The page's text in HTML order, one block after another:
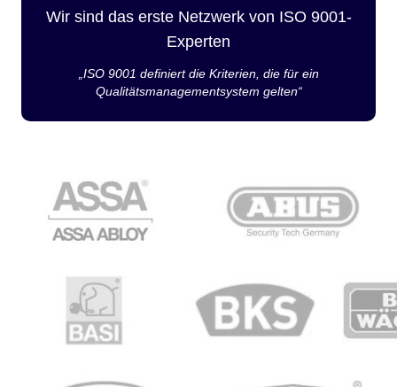
Wir sind das erste Netzwerk von ISO 9001-
Experten
„ISO 9001 definiert die Kriterien, die für ein
Qualitätsmanagementsystem gelten“